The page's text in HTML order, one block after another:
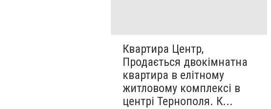
Квартира Центр,
Продається двокімнатна
квартира в елітному
житловому комплексі в
центрі Тернополя. К...